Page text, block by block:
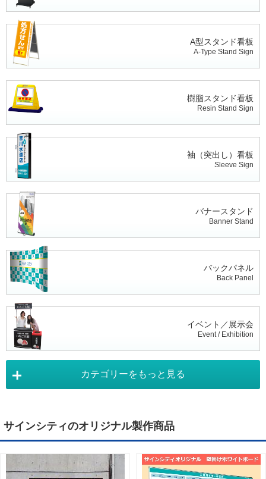
A型スタンド看板
A-Type Stand Sign
樹脂スタンド看板
Resin Stand Sign
袖（突出し）看板
Sleeve Sign
バナースタンド
Banner Stand
バックパネル
Back Panel
イベント／展示会
Event / Exhibition
Tapestry
カテゴリーをもっと見る
サインシティのオリジナル製作商品